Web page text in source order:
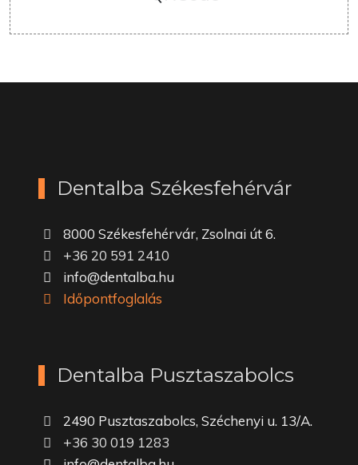
Dentalba Székesfehérvár
8000 Székesfehérvár, Zsolnai út 6.
+36 20 591 2410
info@dentalba.hu
Időpontfoglalás
Dentalba Pusztaszabolcs
2490 Pusztaszabolcs, Széchenyi u. 13/A.
+36 30 019 1283